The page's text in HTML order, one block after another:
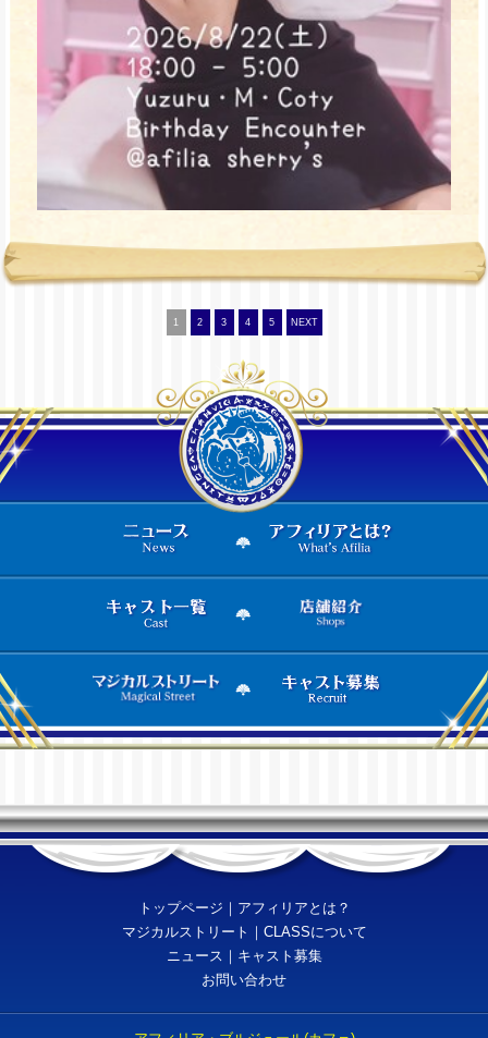
1 2 3 4 5 NEXT
トップページ ｜ アフィリアとは？
マジカルストリート ｜ CLASSについて
ニュース ｜ キャスト募集
お問い合わせ